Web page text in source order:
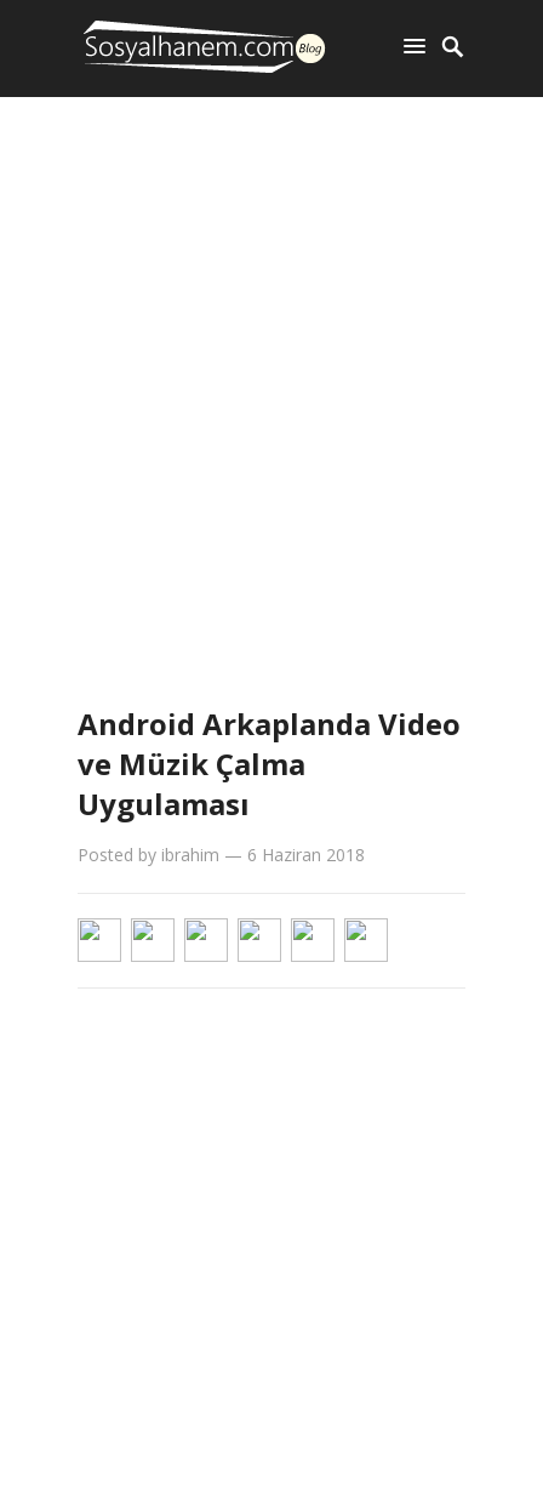
Android Arkaplanda Video
ve Müzik Çalma
Uygulaması
Posted by ibrahim — 6 Haziran 2018